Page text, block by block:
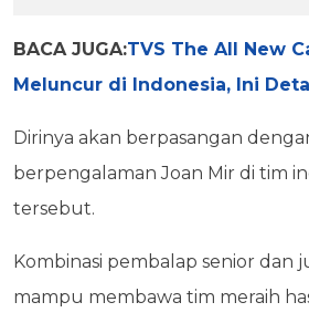
BACA JUGA:TVS The All New
Meluncur di Indonesia, Ini
Dirinya akan berpasangan
berpengalaman Joan Mir di tim
tersebut.
Kombinasi pembalap senior dan
mampu membawa tim meraih